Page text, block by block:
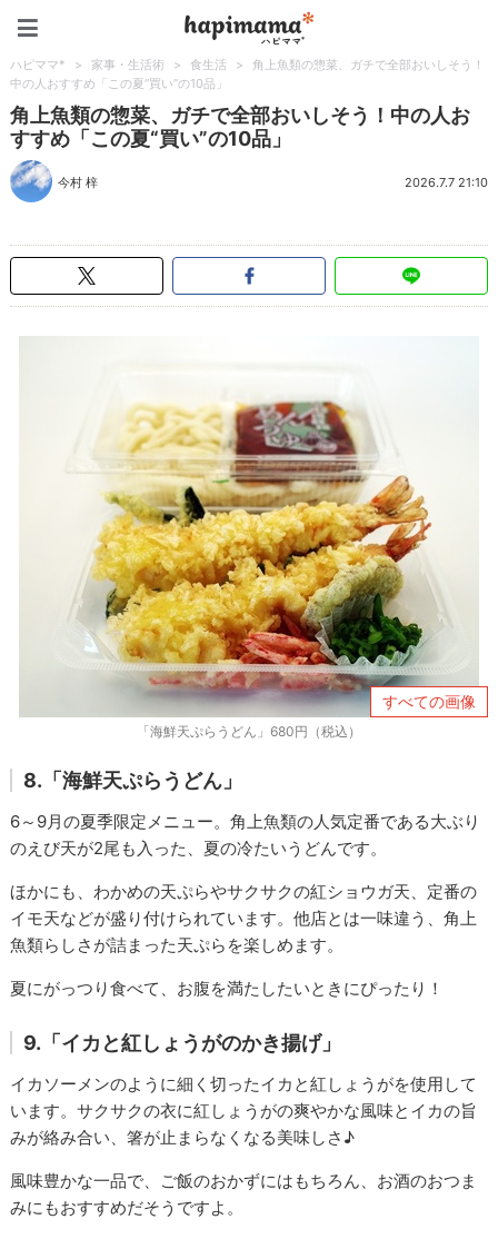
ハピママ* > 家事・生活術 > 食生活 >
角上魚類の惣菜、ガチで全部おいしそう！
中の人おすすめ「この夏“買い”の10品」
角上魚類の惣菜、ガチで全部おいしそう！中の人お
すすめ「この夏“買い”の10品」
今村 梓 2026.7.7 21:10
すべての画像
「海鮮天ぷらうどん」680円（税込）
8.「海鮮天ぷらうどん」
6～9月の夏季限定メニュー。角上魚類の人気定番である大ぶり
のえび天が2尾も入った、夏の冷たいうどんです。
ほかにも、わかめの天ぷらやサクサクの紅ショウガ天、定番の
イモ天などが盛り付けられています。他店とは一味違う、角上
魚類らしさが詰まった天ぷらを楽しめます。
夏にがっつり食べて、お腹を満たしたいときにぴったり！
9.「イカと紅しょうがのかき揚げ」
イカソーメンのように細く切ったイカと紅しょうがを使用して
います。サクサクの衣に紅しょうがの爽やかな風味とイカの旨
みが絡み合い、箸が止まらなくなる美味しさ♪
風味豊かな一品で、ご飯のおかずにはもちろん、お酒のおつま
みにもおすすめだそうですよ。